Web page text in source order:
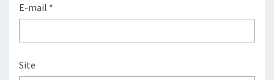
E-mail *
Site